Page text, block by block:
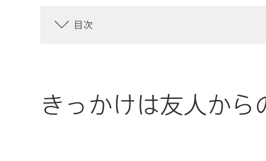
DENSO新卒採用ページ
目次
きっかけは友人から